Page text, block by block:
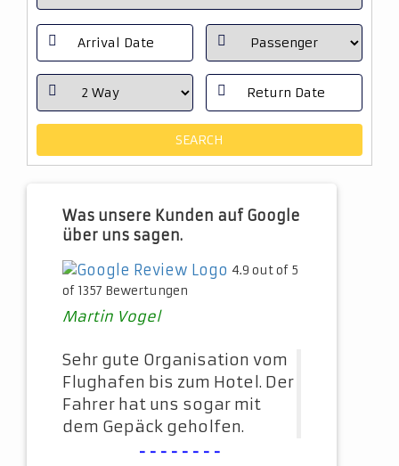
Was unsere Kunden auf Google
über uns sagen.
4.9 out of 5
of 1357 Bewertungen
Martin Vogel
Sehr gute Organisation vom
Flughafen bis zum Hotel. Der
Fahrer hat uns sogar mit
dem Gepäck geholfen.
--------